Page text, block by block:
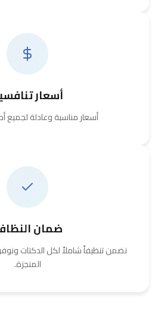
أسعار
أسعار مناسبة وعادلة لجميع
ضمان
نضمن تنظيفاً شاملاً لكل الدكتات ونوفر
المنجزة.